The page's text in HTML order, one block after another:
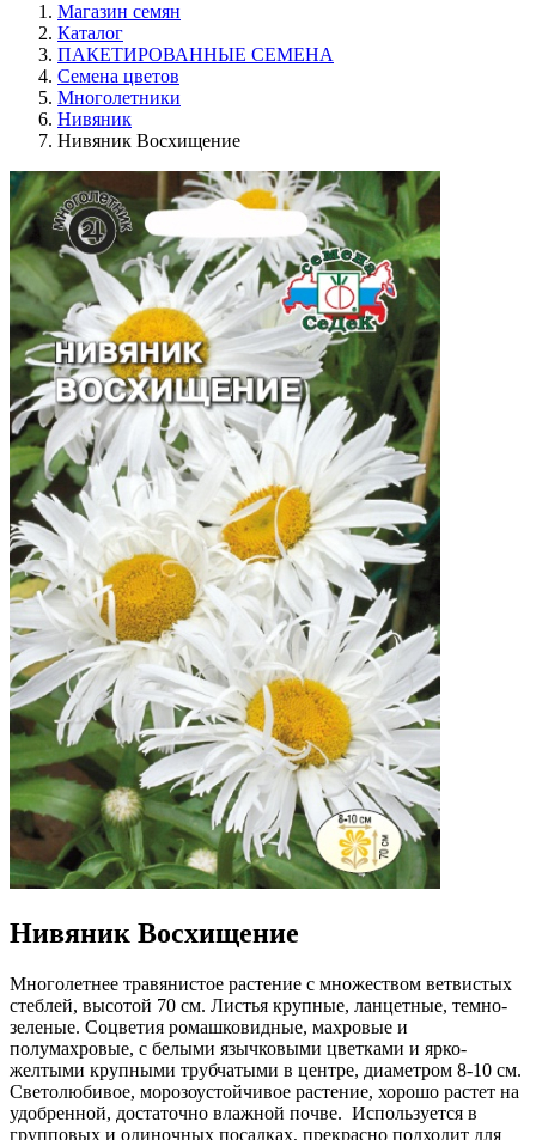
Магазин семян
Каталог
ПАКЕТИРОВАННЫЕ СЕМЕНА
Семена цветов
Многолетники
Нивяник
Нивяник Восхищение
Нивяник Восхищение
Многолетнее травянистое растение с множеством ветвистых
стеблей, высотой 70 см. Листья крупные, ланцетные, темно-
зеленые. Соцветия ромашковидные, махровые и
полумахровые, с белыми язычковыми цветками и ярко-
желтыми крупными трубчатыми в центре, диаметром 8-10 см.
Светолюбивое, морозоустойчивое растение, хорошо растет на
удобренной, достаточно влажной почве. Используется в
групповых и одиночных посадках, прекрасно подходит для